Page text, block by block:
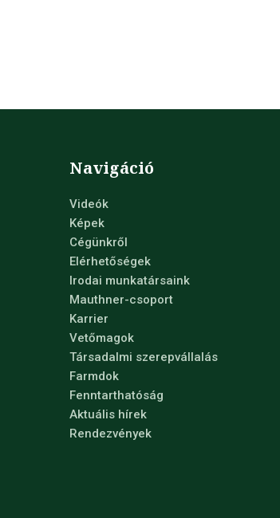
Navigáció
Videók
Képek
Cégünkről
Elérhetőségek
Irodai munkatársaink
Mauthner-csoport
Karrier
Vetőmagok
Társadalmi szerepvállalás
Farmdok
Fenntarthatóság
Aktuális hírek
Rendezvények